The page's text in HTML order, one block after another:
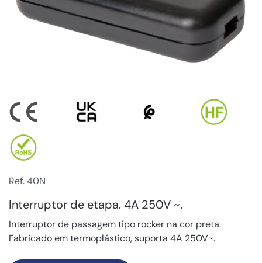
Ref. 40N
Interruptor de etapa. 4A 250V ~.
Interruptor de passagem tipo rocker na cor preta.
Fabricado em termoplástico, suporta 4A 250V~.